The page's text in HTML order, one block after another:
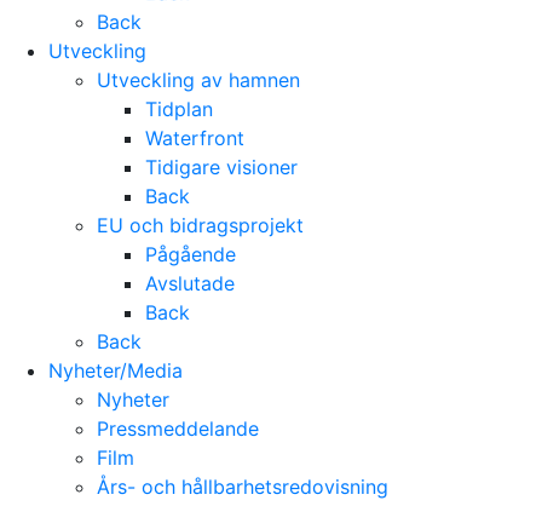
Back
Utveckling
Utveckling av hamnen
Tidplan
Waterfront
Tidigare visioner
Back
EU och bidragsprojekt
Pågående
Avslutade
Back
Back
Nyheter/Media
Nyheter
Pressmeddelande
Film
Års- och hållbarhetsredovisning